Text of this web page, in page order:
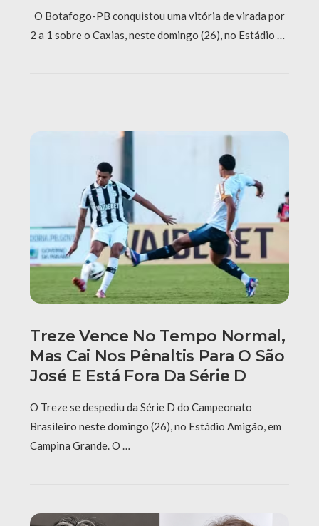
O Botafogo-PB conquistou uma vitória de virada por
2 a 1 sobre o Caxias, neste domingo (26), no Estádio …
Treze Vence No Tempo Normal,
Mas Cai Nos Pênaltis Para O São
José E Está Fora Da Série D
O Treze se despediu da Série D do Campeonato
Brasileiro neste domingo (26), no Estádio Amigão, em
Campina Grande. O …